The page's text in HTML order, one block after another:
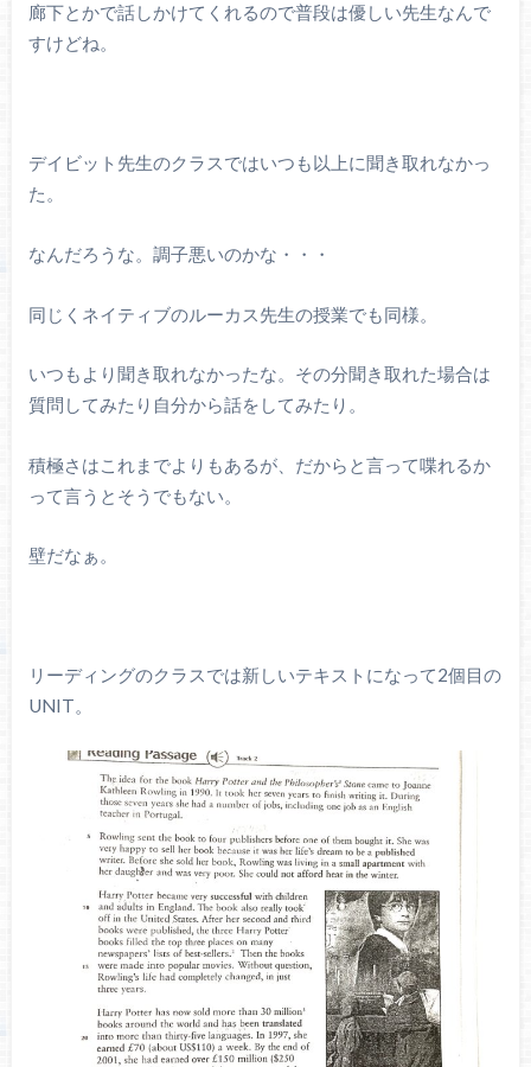
廊下とかで話しかけてくれるので普段は優しい先生なんで
すけどね。
デイビット先生のクラスではいつも以上に聞き取れなかっ
た。
なんだろうな。調子悪いのかな・・・
同じくネイティブのルーカス先生の授業でも同様。
いつもより聞き取れなかったな。その分聞き取れた場合は
質問してみたり自分から話をしてみたり。
積極さはこれまでよりもあるが、だからと言って喋れるか
って言うとそうでもない。
壁だなぁ。
リーディングのクラスでは新しいテキストになって2個目の
UNIT。